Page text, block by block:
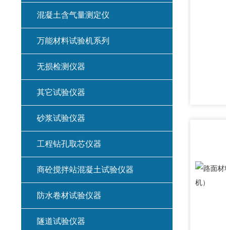
混凝土含气量测定仪
万能材料试验机系列
无损检测仪器
其它试验仪器
砂浆试验仪器
工程钻孔取芯仪器
商砼搅拌站混凝土试验仪器
防水卷材试验仪器
隧道试验仪器